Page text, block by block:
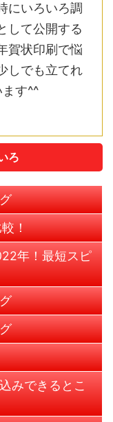
にいろいろ調
して公開する
賀状印刷で悩
しでも立てれ
す^^
ろ
！
年！最短スピ
みできるとこ